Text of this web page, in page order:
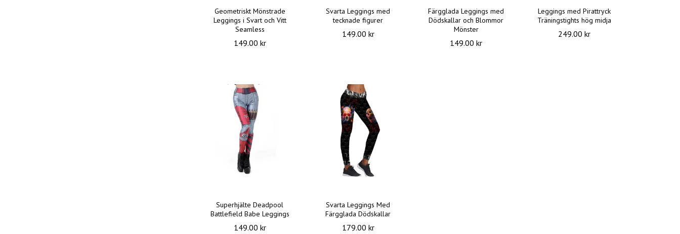
Geometriskt Mönstrade
Leggings i Svart och Vitt
Seamless
149.00 kr
Svarta Leggings med
tecknade figurer
149.00 kr
Färgglada Leggings med
Dödskallar och Blommor
Mönster
149.00 kr
Leggings med Pirattryck
Träningstights hög midja
249.00 kr
Superhjälte Deadpool
Battlefield Babe Leggings
149.00 kr
Svarta Leggings Med
Färgglada Dödskallar
179.00 kr